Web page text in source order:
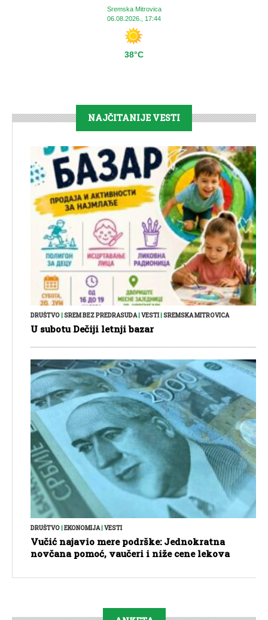
Sremska Mitrovica
06.08.2026., 17:44
38°C
NAJČITANIJE VESTI
DRUŠTVO|SREM BEZ PREDRASUDA|VESTI|SREMSKA MITROVICA
U subotu Dečiji letnji bazar
DRUŠTVO|EKONOMIJA|VESTI
Vučić najavio mere podrške: Jednokratna
novčana pomoć, vaučeri i niže cene lekova